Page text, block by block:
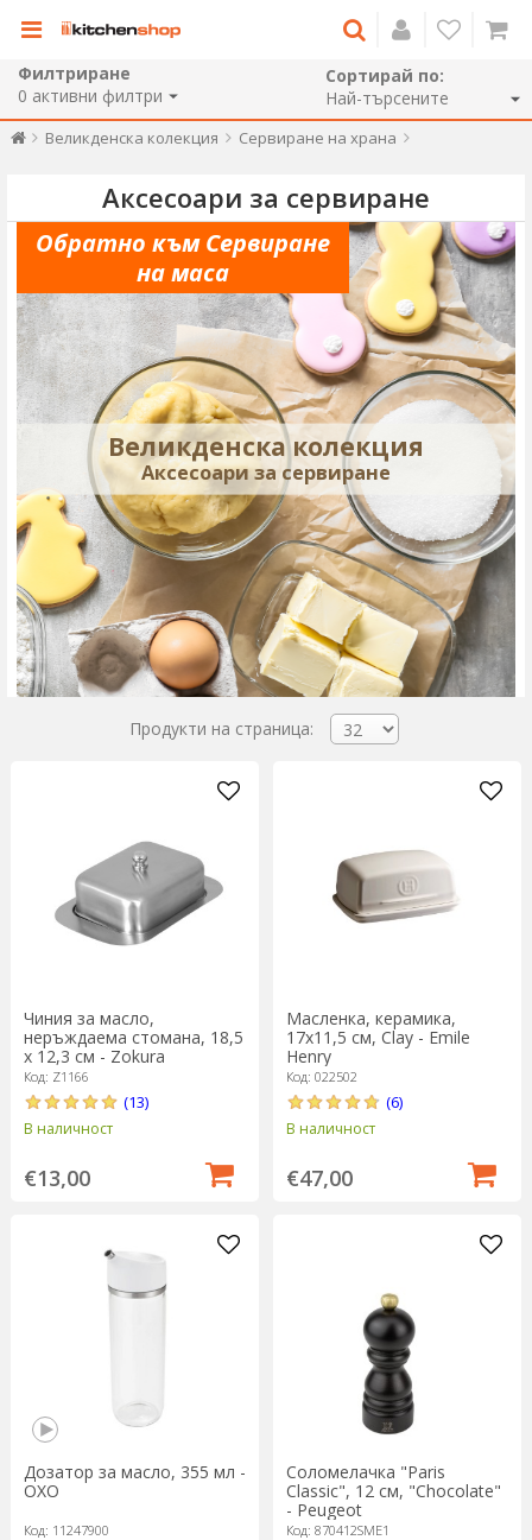
Филтриране
0 активни филтри
Сортирай по:
Великденска колекция Сервиране на храна
Аксесоари за сервиране
Обратно към Сервиране
на маса
Великденска колекция
Аксесоари за сервиране
Продукти на страница:
Чиния за масло,
неръждаема стомана, 18,5
х 12,3 см - Zokura
Код: Z1166
(13)
В наличност
€13,00
Масленка, керамика,
17х11,5 см, Clay - Emile
Henry
Код: 022502
(6)
В наличност
€47,00
Дозатор за масло, 355 мл -
OXO
Код: 11247900
Соломелачка "Paris
Classic", 12 см, "Chocolate"
- Peugeot
Код: 870412SME1